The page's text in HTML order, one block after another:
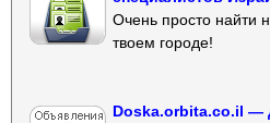
Очень просто найти
твоем городе!
Doska.orbita.co.il —